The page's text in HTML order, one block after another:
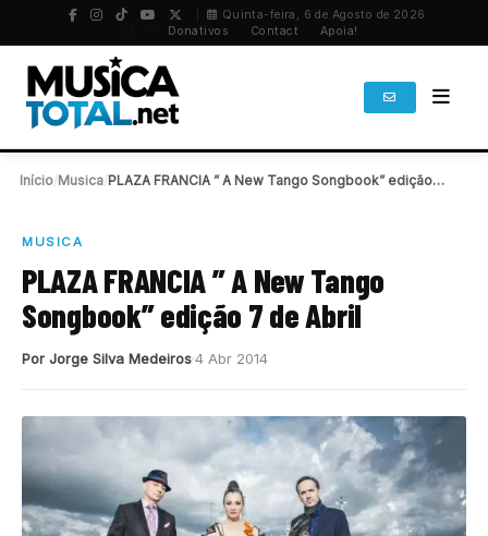
Quinta-feira, 6 de Agosto de 2026
Donativos Contact Apoia!
Início Musica PLAZA FRANCIA ” A New Tango Songbook” edição…
MUSICA
PLAZA FRANCIA ” A New Tango
Songbook” edição 7 de Abril
Por Jorge Silva Medeiros4 Abr 2014